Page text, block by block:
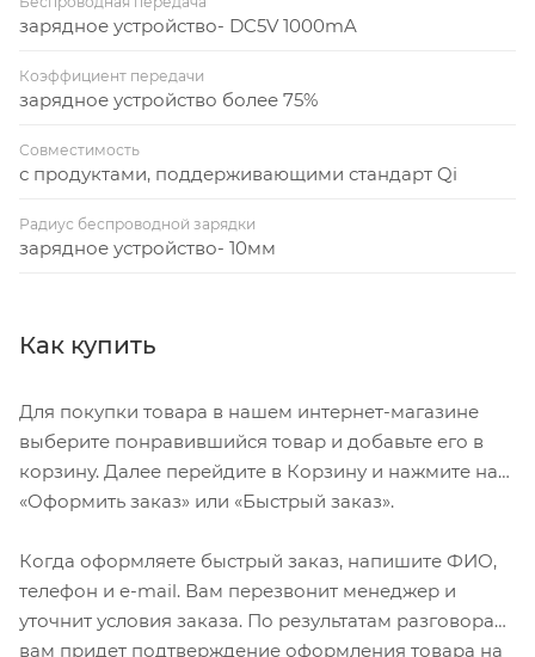
зарядное устройство- DC5V 1000mA
Коэффициент передачи
зарядное устройство более 75%
Совместимость
с продуктами, поддерживающими стандарт Qi
Радиус беспроводной зарядки
зарядное устройство- 10мм
Как купить
Для покупки товара в нашем интернет-магазине
выберите понравившийся товар и добавьте его в
корзину. Далее перейдите в Корзину и нажмите на
«Оформить заказ» или «Быстрый заказ».
Когда оформляете быстрый заказ, напишите ФИО,
телефон и e-mail. Вам перезвонит менеджер и
уточнит условия заказа. По результатам разговора
вам придет подтверждение оформления товара на